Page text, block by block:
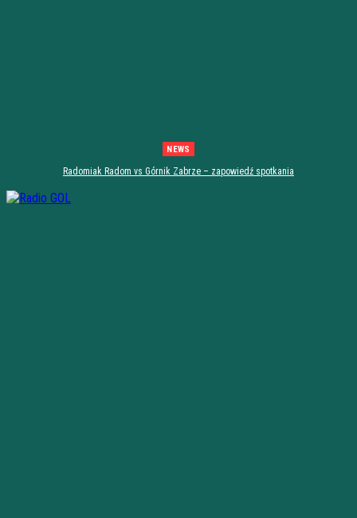
NEWS
Radomiak Radom vs Górnik Zabrze – zapowiedź spotkania